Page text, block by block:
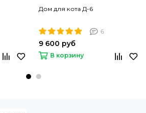
Дом для кота Д-6
6
9 600 руб
В корзину